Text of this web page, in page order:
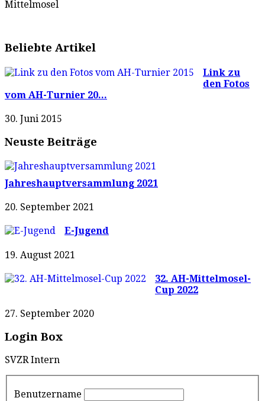
Mittelmosel
Beliebte Artikel
Link zu
den Fotos
vom AH-Turnier 20...
30. Juni 2015
Neuste Beiträge
Jahreshauptversammlung 2021
20. September 2021
E-Jugend
19. August 2021
32. AH-Mittelmosel-
Cup 2022
27. September 2020
Login Box
SVZR Intern
Benutzername